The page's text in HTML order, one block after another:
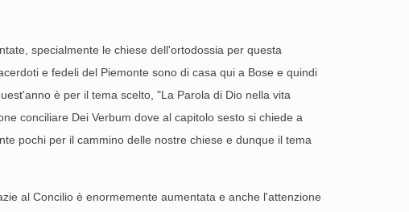
specialmente le chiese dell'ortodossia per questa
e fedeli del Piemonte sono di casa qui a Bose e quindi
è per il tema scelto, "La Parola di Dio nella vita
conciliare Dei Verbum dove al capitolo sesto si chiede a
pochi per il cammino delle nostre chiese e dunque il tema
al Concilio è enormemente aumentata e anche l'attenzione